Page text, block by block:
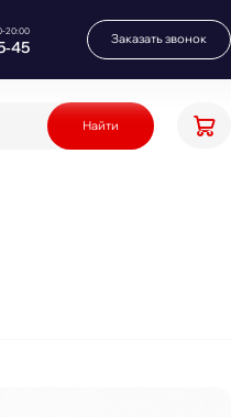
20:00
Заказать звонок
Найти